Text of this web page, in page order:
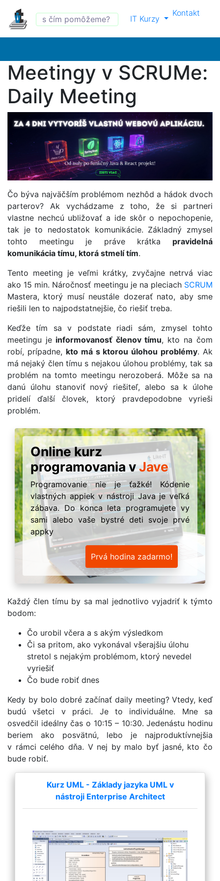
IT Kurzy
Kontakt
Meetingy v SCRUMe:
Daily Meeting
Čo býva najväčším problémom nezhôd a hádok dvoch
parterov? Ak vychádzame z toho, že si partneri
vlastne nechcú ubližovať a ide skôr o nepochopenie,
tak je to nedostatok komunikácie. Základný zmysel
tohto meetingu je práve krátka pravidelná
komunikácia tímu, ktorá stmelí tím.
Tento meeting je veľmi krátky, zvyčajne netrvá viac
ako 15 min. Náročnosť meetingu je na pleciach SCRUM
Mastera, ktorý musí neustále dozerať nato, aby sme
riešili len to najpodstatnejšie, čo riešiť treba.
Keďže tím sa v podstate riadi sám, zmysel tohto
meetingu jeinformovanosť členov tímu, kto na čom
robí, prípadne, kto má s ktorou úlohou problémy. Ak
má nejaký člen tímu s nejakou úlohou problémy, tak sa
problém na tomto meetingu nerozoberá. Môže sa na
danú úlohu stanoviť nový riešiteľ, alebo sa k úlohe
pridelí ďalší človek, ktorý pravdepodobne vyrieši
problém.
Online kurz
programovania vJave
Programovanie nie je ťažké! Kódenie
vlastných appiek v nástroji Java je veľká
zábava. Do konca leta programujete vy
sami alebo vaše bystré deti svoje prvé
appky
Prvá hodina zadarmo!
Každý člen tímu by sa mal jednotlivo vyjadriť k týmto
bodom:
Čo urobil včera a s akým výsledkom
Či sa pritom, ako vykonával všerajšiu úlohu
stretol s nejakým problémom, ktorý nevedel
vyriešiť
Čo bude robiť dnes
Kedy by bolo dobré začínať daily meeting? Vtedy, keď
budú všetci v práci. Je to individuálne. Mne sa
osvedčil ideálny čas o 10:15 – 10:30. Jedenástu hodinu
beriem ako posvätnú, lebo je najproduktívnejšia
v rámci celého dňa. V nej by malo byť jasné, kto čo
bude robiť.
Kurz UML - Základy jazyka UML v
nástroji Enterprise Architect